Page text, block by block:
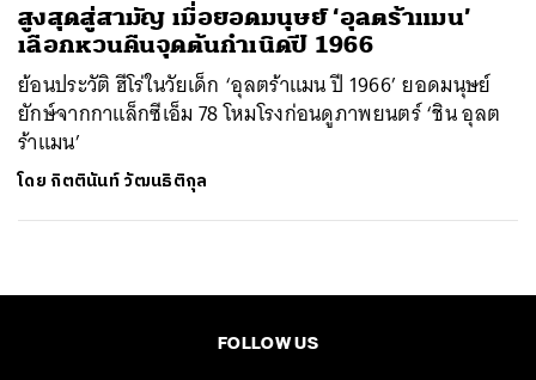
สูงสุดสู่สามัญ เมื่อยอดมนุษย์ ‘อุลตร้าแมน’
เลือกหวนคืนจุดต้นกำเนิดปี 1966
ย้อนประวัติ ฮีโร่ในวัยเด็ก ‘อุลตร้าแมน ปี 1966’ ยอดมนุษย์
ยักษ์จากกาแล็กซีเอ็ม 78 โหมโรงก่อนดูภาพยนตร์ ‘ชิน อุลต
ร้าแมน’
โดย กิตตินันท์ วัฒนธิติกุล
FOLLOW US